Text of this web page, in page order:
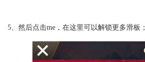
5、然后点击me，在这里可以解锁更多滑板；